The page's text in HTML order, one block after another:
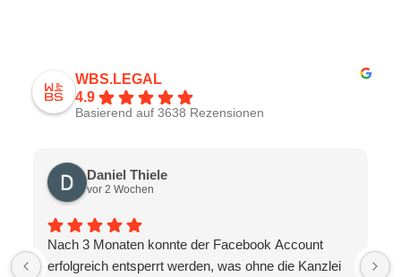
WBS.LEGAL
4.9
Basierend auf 3638 Rezensionen
Daniel Thiele
vor 2 Wochen
Nach 3 Monaten konnte der Facebook Account
erfolgreich entsperrt werden, was ohne die Kanzlei